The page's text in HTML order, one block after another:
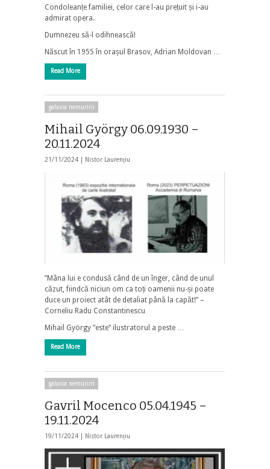
Condoleanțe familiei, celor care l-au prețuit și i-au
admirat opera.
Dumnezeu să-l odihnească!
Născut în 1955 în orașul Brasov, Adrian Moldovan …
Read More
galaxia nemuririi
Mihail György 06.09.1930 –
20.11.2024
21/11/2024 | Nistor Laurențiu
”Mâna lui e condusă când de un înger, când de unul
căzut, fiindcă niciun om ca toți oamenii nu-și poate
duce un proiect atât de detaliat până la capăt!” –
Corneliu Radu Constantinescu
Mihail György ”este” ilustratorul a peste …
Read More
galaxia nemuririi
Gavril Mocenco 05.04.1945 –
19.11.2024
19/11/2024 | Nistor Laurențiu